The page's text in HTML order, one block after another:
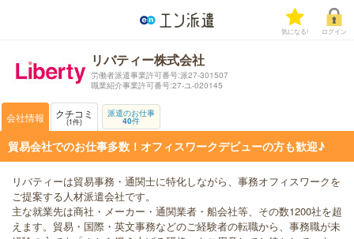
気になる! ログイン
リバティー株式会社
労働者派遣事業許可番号:派27-301507
職業紹介事業許可番号:27-ユ-020145
会社情報 クチコミ
1件
派遣のお仕事
40件
貿易会社でのお仕事多数！オフィスワークデビューの方も歓迎♪
リバティーは貿易事務・通関士に特化しながら、事務オフィスワークを
ご提案する人材派遣会社です。
主な就業先は商社・メーカー・通関業者・船会社等、その数1200社を超
えます。貿易・国際・英文事務などのご経験者の転職から、事務職が未